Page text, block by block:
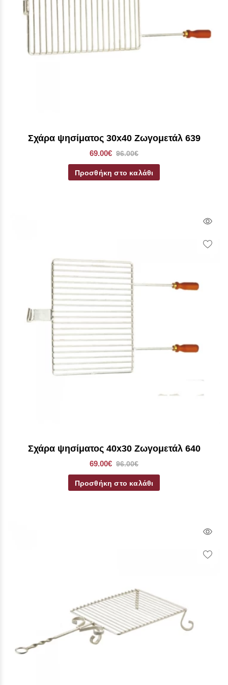
Σχάρα ψησίματος 30x40 Ζωγομετάλ 639
69.00€ 96.00€
Προσθήκη στο καλάθι
Σχάρα ψησίματος 40x30 Ζωγομετάλ 640
69.00€ 96.00€
Προσθήκη στο καλάθι